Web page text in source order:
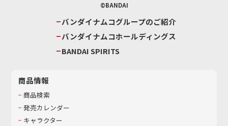
©BANDAI
バンダイナムコグループのご紹介
バンダイナムコホールディングス
BANDAI SPIRITS
商品情報
商品検索
発売カレンダー
キャラクター